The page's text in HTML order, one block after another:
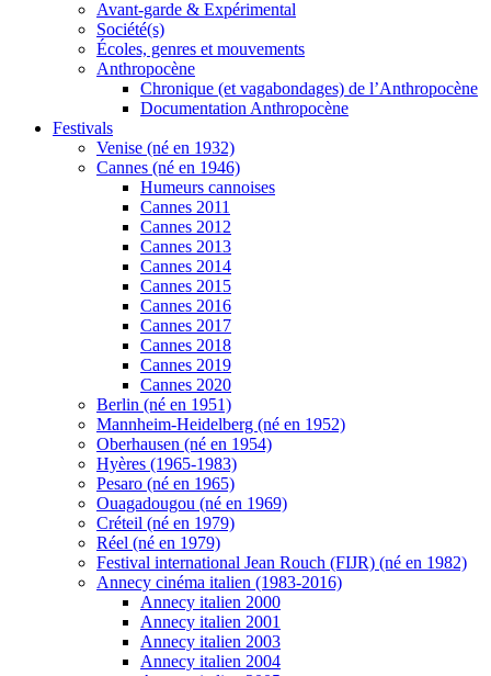
Avant-garde & Expérimental
Société(s)
Écoles, genres et mouvements
Anthropocène
Chronique (et vagabondages) de l’Anthropocène
Documentation Anthropocène
Festivals
Venise (né en 1932)
Cannes (né en 1946)
Humeurs cannoises
Cannes 2011
Cannes 2012
Cannes 2013
Cannes 2014
Cannes 2015
Cannes 2016
Cannes 2017
Cannes 2018
Cannes 2019
Cannes 2020
Berlin (né en 1951)
Mannheim-Heidelberg (né en 1952)
Oberhausen (né en 1954)
Hyères (1965-1983)
Pesaro (né en 1965)
Ouagadougou (né en 1969)
Créteil (né en 1979)
Réel (né en 1979)
Festival international Jean Rouch (FIJR) (né en 1982)
Annecy cinéma italien (1983-2016)
Annecy italien 2000
Annecy italien 2001
Annecy italien 2003
Annecy italien 2004